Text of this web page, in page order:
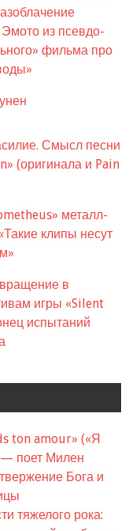
из псевдо-
фильма про
Смысл песни
(оригинала и Pain
металл-
клипы несут
в
игры «Silent
испытаний
ton amour» («Я
поет Милен
Бога и
тяжелого рока: